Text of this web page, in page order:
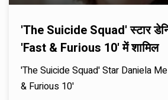
'The Suicide Squad' स्टार
'Fast & Furious 10' में शामिल
'The Suicide Squad' Star Daniela
& Furious 10'